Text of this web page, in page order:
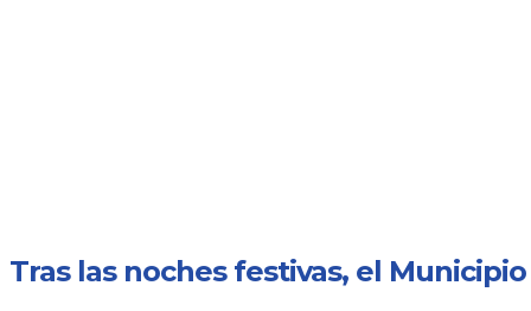
Tras las noches festivas, el